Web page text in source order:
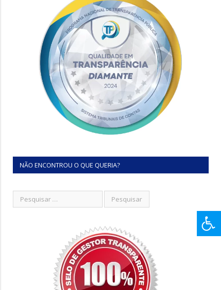
NÃO ENCONTROU O QUE QUERIA?